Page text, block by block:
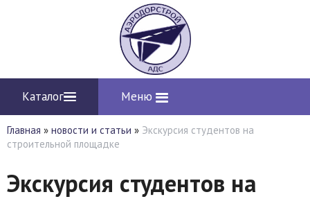
Каталог Меню
Главная » новости и статьи » Экскурсия студентов на
строительной площадке
Экскурсия студентов на